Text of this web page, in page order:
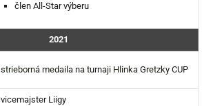
člen All-Star výberu
2021
strieborná medaila na turnaji Hlinka Gretzky CUP
vicemajster Liigy